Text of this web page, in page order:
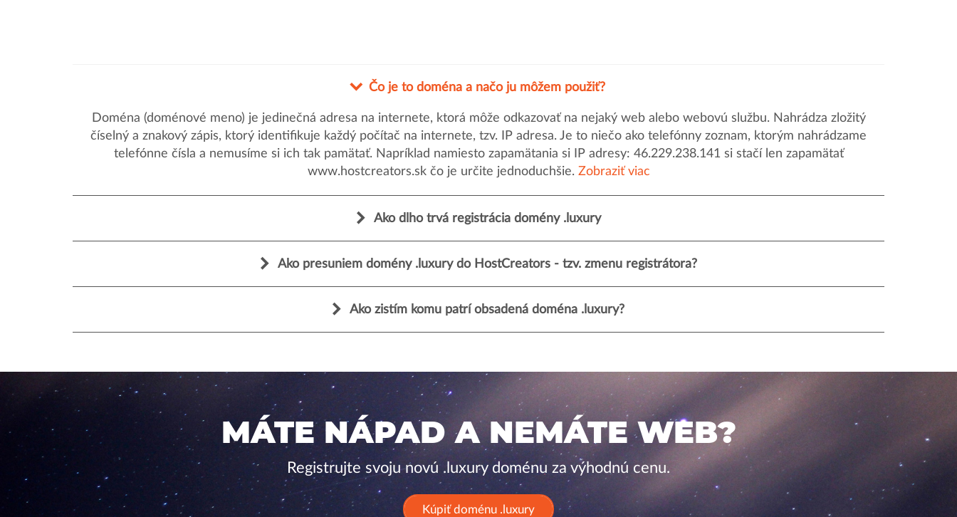
Čo je to doména a načo ju môžem použiť?
Doména (doménové meno) je jedinečná adresa na internete, ktorá môže odkazovať na nejaký web alebo webovú službu. Nahrádza zložitý
číselný a znakový zápis, ktorý identifikuje každý počítač na internete, tzv. IP adresa. Je to niečo ako telefónny zoznam, ktorým nahrádzame
telefónne čísla a nemusíme si ich tak pamätať. Napríklad namiesto zapamätania si IP adresy: 46.229.238.141 si stačí len zapamätať
www.hostcreators.sk čo je určite jednoduchšie. Zobraziť viac
Ako dlho trvá registrácia domény .luxury
Ako presuniem domény .luxury do HostCreators - tzv. zmenu registrátora?
Ako zistím komu patrí obsadená doména .luxury?
MÁTE NÁPAD A NEMÁTE WEB?
Registrujte svoju novú .luxury doménu za výhodnú cenu.
Kúpiť doménu .luxury